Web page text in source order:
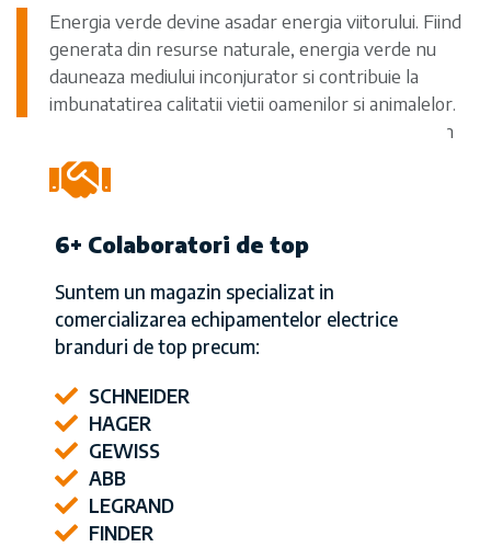
Energia verde devine asadar energia viitorului. Fiind
generata din resurse naturale, energia verde nu
dauneaza mediului inconjurator si contribuie la
imbunatatirea calitatii vietii oamenilor si animalelor.
In cele mai multe cazuri, energia verde provine din
surse regenerabile.
6+ Colaboratori de top
Suntem un magazin specializat in
comercializarea echipamentelor electrice
branduri de top precum:
SCHNEIDER
HAGER
GEWISS
ABB
LEGRAND
FINDER